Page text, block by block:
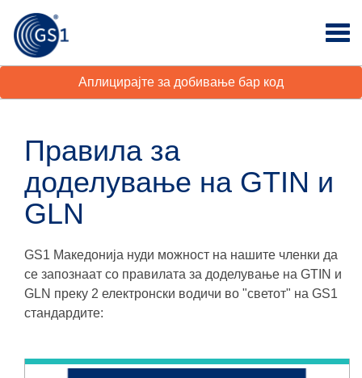
Аплицирајте за добивање бар код
Правила за
доделување на GTIN и
GLN
GS1 Македонија нуди можност на нашите членки да
се запознаат со правилата за доделување на GTIN и
GLN преку 2 електронски водичи во "светот" нa GS1
стандардите: